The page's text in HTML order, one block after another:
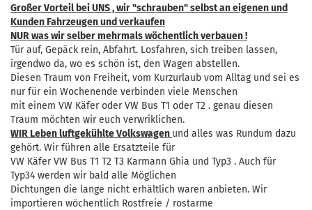
Großer Vorteil bei UNS , wir "schrauben" selbst an eigenen und
Kunden Fahrzeugen und verkaufen
NUR was wir selber mehrmals wöchentlich verbauen !
Tür auf, Gepäck rein, Abfahrt. Losfahren, sich treiben lassen,
irgendwo da, wo es schön ist, den Wagen abstellen.
Diesen Traum von Freiheit, vom Kurzurlaub vom Alltag und sei es
nur für ein Wochenende verbinden viele Menschen
mit einem VW Käfer oder VW Bus T1 oder T2 . genau diesen
Traum möchten wir euch verwriklichen.
WIR Leben luftgekühlte Volkswagen und alles was Rundum dazu
gehört. Wir führen alle Ersatzteile für
VW Käfer VW Bus T1 T2 T3 Karmann Ghia und Typ3 . Auch für
Typ34 werden wir bald alle Möglichen
Dichtungen die lange nicht erhältlich waren anbieten. Wir
importieren wöchentlich Rostfreie / rostarme